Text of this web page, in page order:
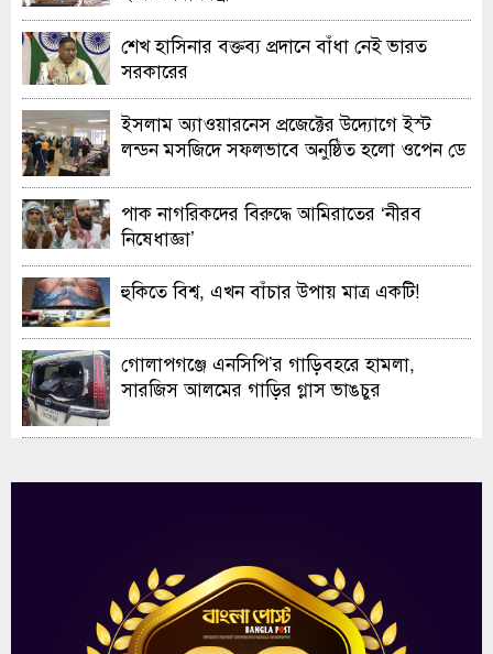
শেখ হাসিনার বক্তব্য প্রদানে বাঁধা নেই ভারত
সরকারের
ইসলাম অ্যাওয়ারনেস প্রজেক্টের উদ্যোগে ইস্ট
লন্ডন মসজিদে সফলভাবে অনুষ্ঠিত হলো ওপেন ডে
পাক নাগরিকদের বিরুদ্ধে আমিরাতের ‘নীরব
নিষেধাজ্ঞা’
হুকিতে বিশ্ব, এখন বাঁচার উপায় মাত্র একটি!
গোলাপগঞ্জে এনসিপি’র গাড়িবহরে হামলা,
সারজিস আলমের গাড়ির গ্লাস ভাঙচুর